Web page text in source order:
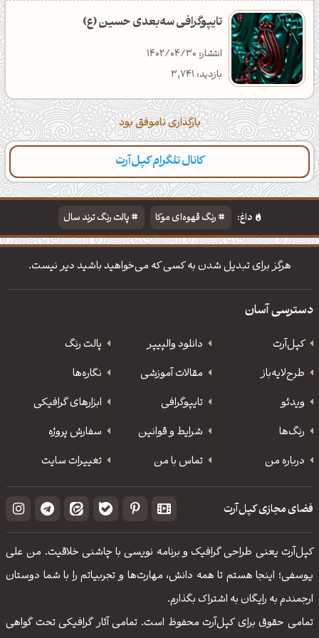
تایپوگرافی سه‌بعدی حسین (ع)
انتشار: 1402/04/30
بازدید: 3,741
بارگذاری ناموفق بود
کانال تلگرام کپل‌آرت
داغ: رنگ قهوه‌ای موکا
پالت رنگ ترند سال
دانلود والپیپر مذهبی
تایپوگرافی شعر مولانا
هرگز برای تبدیل شدن به کسی که می‌خواهید باشید دیر نیست.
دسترسی آسان
کپل‌آرت دانلود‌ والپیپر
پالت رنگ
طرح‌لایه‌باز
مقالات آموزشی
نگاره‌ها
ویدئو
‌تایپوگرافی
ابزارهای گرافیکی
رنگ‌ها
شرایط و قوانین
سفارش پروژه
درباره من
تماس با من تغییرات سایت
فضای مجازی کپل‌آرت
کپل‌آرت یعنی طراحی گرافیک و برنامه نویسی با چاشنی خلاقیت. من علی
یوسفی؛ اینجا هستم تا همه دانش، مهارت‌‌ها و تجربیاتم را با شما دوستان
ارجمندم به رایگان به اشتراک بگذارم.
تمامی حقوق برای کپل‌آرت محفوظ است. تمامی آثار گرافیکی تحت گواهی